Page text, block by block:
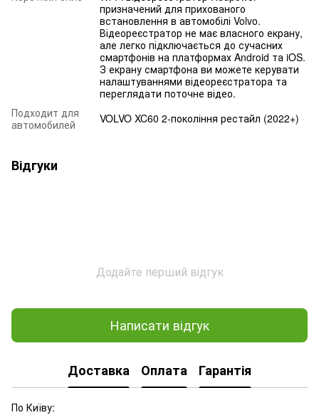
призначений для прихованого
встановлення в автомобілі Volvo.
Відеореєстратор не має власного екрану,
але легко підключається до сучасних
смартфонів на платформах Android та iOS.
З екрану смартфона ви можете керувати
налаштуваннями відеореєстратора та
переглядати поточне відео.
Подходит для
автомобилей
VOLVO XC60 2-покоління рестайл (2022+)
Відгуки
Додайте перший відгук
Написати відгук
Доставка Оплата Гарантія
По Київу: